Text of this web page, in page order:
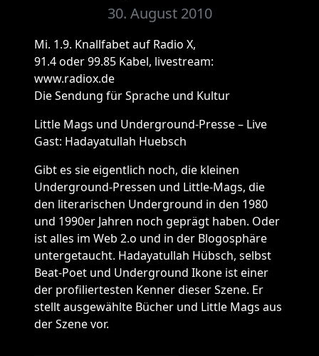
30. August 2010
Mi. 1.9. Knallfabet auf Radio X,
91.4 oder 99.85 Kabel, livestream:
www.radiox.de
Die Sendung für Sprache und Kultur
Little Mags und Underground-Presse – Live
Gast: Hadayatullah Huebsch
Gibt es sie eigentlich noch, die kleinen
Underground-Pressen und Little-Mags, die
den literarischen Underground in den 1980
und 1990er Jahren noch geprägt haben. Oder
ist alles im Web 2.o und in der Blogosphäre
untergetaucht. Hadayatullah Hübsch, selbst
Beat-Poet und Underground Ikone ist einer
der profiliertesten Kenner dieser Szene. Er
stellt ausgewählte Bücher und Little Mags aus
der Szene vor.